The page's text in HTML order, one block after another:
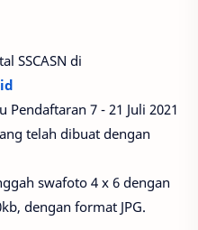
SSCASN di
Pendaftaran 7 - 21 Juli 2021
telah dibuat dengan
swafoto 4 x 6 dengan
dengan format JPG.